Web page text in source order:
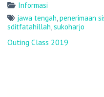
Informasi
jawa tengah,penerimaan
sditfatahillah,sukoharjo
Post
Outing Class 2019